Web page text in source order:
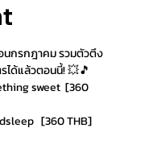
นกรกฎาคม รวมตัวตึง
ด้แล้วตอนนี้! 💥🎵
sweet  [360
[360 THB]